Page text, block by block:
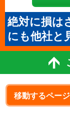
絶対に損は
にも他社と